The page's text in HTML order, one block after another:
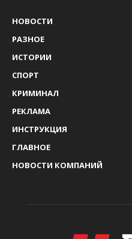
НОВОСТИ
РАЗНОЕ
ИСТОРИИ
СПОРТ
КРИМИНАЛ
РЕКЛАМА
ИНСТРУКЦИЯ
ГЛАВНОЕ
НОВОСТИ КОМПАНИЙ